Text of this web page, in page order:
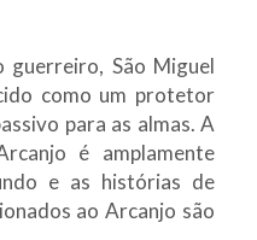
guerreiro, São Miguel
como um protetor
para as almas. A
é amplamente
e as histórias de
ao Arcanjo são